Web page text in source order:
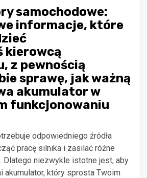
samochodowe:
informacje, które
kierowcą
z pewnością
sprawę, jak ważną
akumulator w
funkcjonowaniu
odpowiedniego źródła
pracę silnika i zasilać różne
Dlatego niezwykle istotne jest, aby
akumulator, który sprosta Twoim